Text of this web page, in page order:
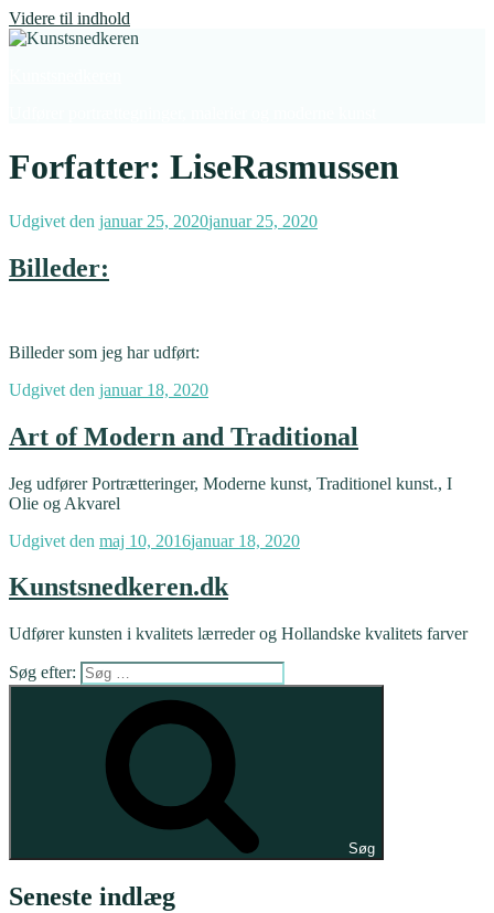
Videre til indhold
Forfatter: LiseRasmussen
Udgivet den januar 25, 2020januar 25, 2020
Billeder:
Billeder som jeg har udført:
Udgivet den januar 18, 2020
Art of Modern and Traditional
Jeg udfører Portrætteringer, Moderne kunst, Traditionel kunst., I
Olie og Akvarel
Udgivet den maj 10, 2016januar 18, 2020
Kunstsnedkeren.dk
Udfører kunsten i kvalitets lærreder og Hollandske kvalitets farver
Søg efter:
Søg
Seneste indlæg